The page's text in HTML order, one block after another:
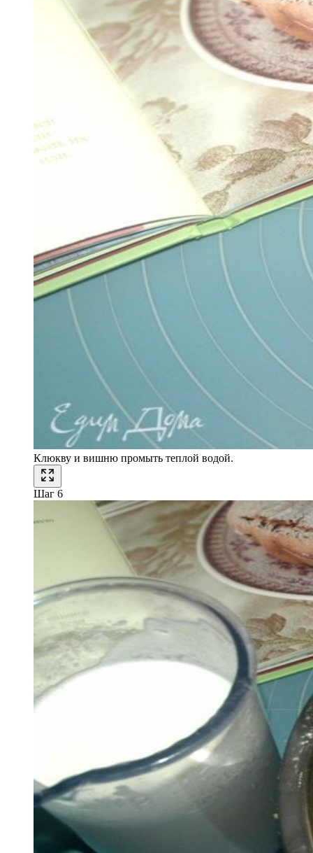
Клюкву и вишню промыть теплой водой.
Шаг 6